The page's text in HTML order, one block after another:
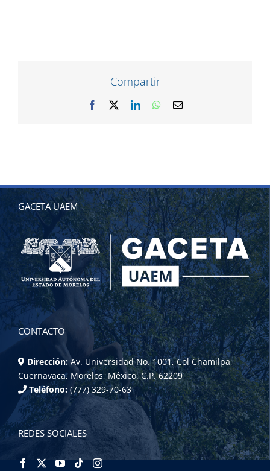
Compartir
Facebook LinkedInWhatsApp
Correo
GACETA UAEM
CONTACTO
Dirección: Av. Universidad No. 1001, Col Chamilpa,
Cuernavaca, Morelos, México. C.P. 62209
Teléfono: (777) 329-70-63
REDES SOCIALES